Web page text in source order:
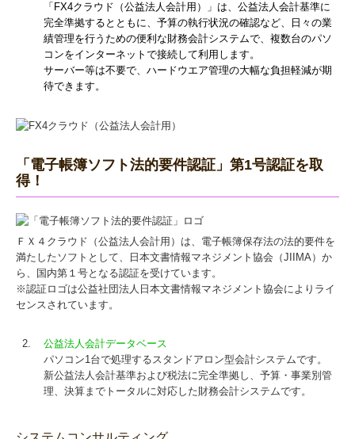
「FX4クラウド（公益法人会計用）」は、公益法人会計基準に
完全準拠するとともに、予算の執行状況の確認など、日々の業
績管理を行うための便利な財務会計システムで、複数台のパソ
コンをインターネットで接続して利用します。
サーバー等は不要で、ハードウエア管理の大幅な負担軽減が期
待できます。
「電子帳簿ソフト法的要件認証」第1号認証を取
得！
ＦＸ４クラウド（公益法人会計用）は、電子帳簿保存法の法的要件を
満たしたソフトとして、日本文書情報マネジメント協会（JIIMA）か
ら、国内第１号となる認証を受けています。
※認証ロゴは公益社団法人日本文書情報マネジメント協会によりライ
センスされています。
2.
公益法人会計データベース
パソコン1台で処理するスタンドアロン型会計システムです。
新公益法人会計基準および税法に完全準拠し、予算・事業別管
理、決算までトータルに対応した財務会計システムです。